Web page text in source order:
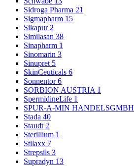
Sidroga Pharma 21
Sigmapharm 15
Sikapur2
Similasan 38
Sinapharm 1
Sinomarin 3
Sinupret 5
SkinCeuticals 6
Sonnentor6
SORBION AUSTRIA 1
SpermidineLife 1
SPUR-A-MIN HANDELSGMBH
Stada 40
Staudt2
Sterillium 1
Stilaxx 7
Strepsils 3
Supradyn 13